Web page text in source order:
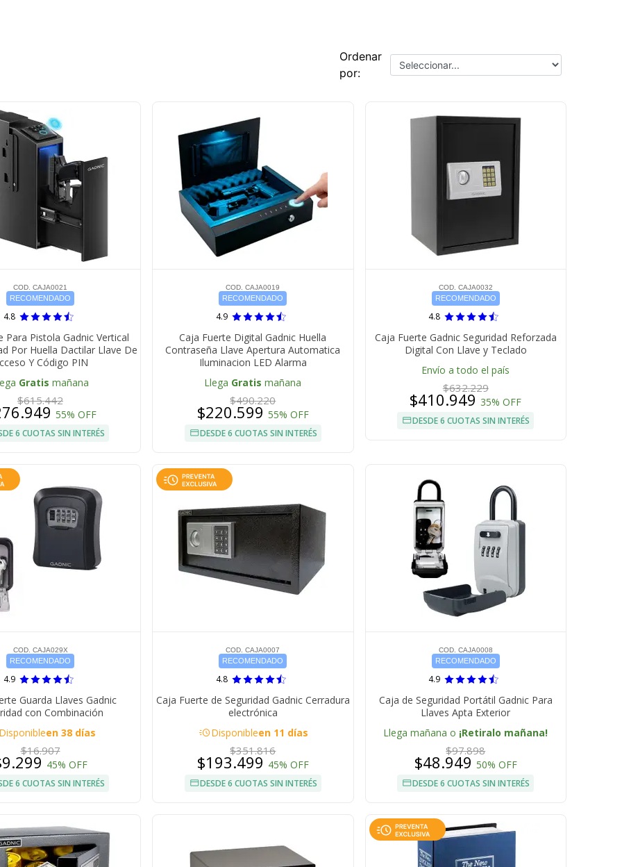
Ordenar
por:
COD. CAJA0021
RECOMENDADO
4.8
Para Pistola Gadnic Vertical
Por Huella Dactilar Llave De
Y Código PIN
Gratis mañana
$615.442
55% OFF
6 CUOTAS SIN INTERÉS
COD. CAJA0019
RECOMENDADO
4.9
Caja Fuerte Digital Gadnic Huella
Contraseña Llave Apertura Automatica
Iluminacion LED Alarma
Llega Gratis mañana
$490.220
$220.599 55% OFF
DESDE 6 CUOTAS SIN INTERÉS
COD. CAJA0032
RECOMENDADO
4.8
Caja Fuerte Gadnic Seguridad Reforzada
Digital Con Llave y Teclado
Envío a todo el país
$632.229
$410.949 35% OFF
DESDE 6 CUOTAS SIN INTERÉS
COD. CAJA029X
RECOMENDADO
4.9
Guarda Llaves Gadnic
con Combinación
Disponibleen 38 días
$16.907
45% OFF
6 CUOTAS SIN INTERÉS
COD. CAJA0007
RECOMENDADO
4.8
Caja Fuerte de Seguridad Gadnic Cerradura
electrónica
acuteDisponibleen 11 días
$351.816
$193.499 45% OFF
DESDE 6 CUOTAS SIN INTERÉS
COD. CAJA0008
RECOMENDADO
4.9
Caja de Seguridad Portátil Gadnic Para
Llaves Apta Exterior
Llega mañana o ¡Retiralo mañana!
$97.898
$48.949 50% OFF
DESDE 6 CUOTAS SIN INTERÉS